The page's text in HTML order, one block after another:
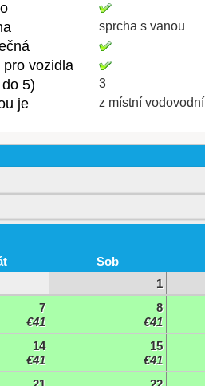
sprcha s vanou
vozidla
5) 3
je z místní
Sob
1
7
€41
8
€41
14
€41
15
€41